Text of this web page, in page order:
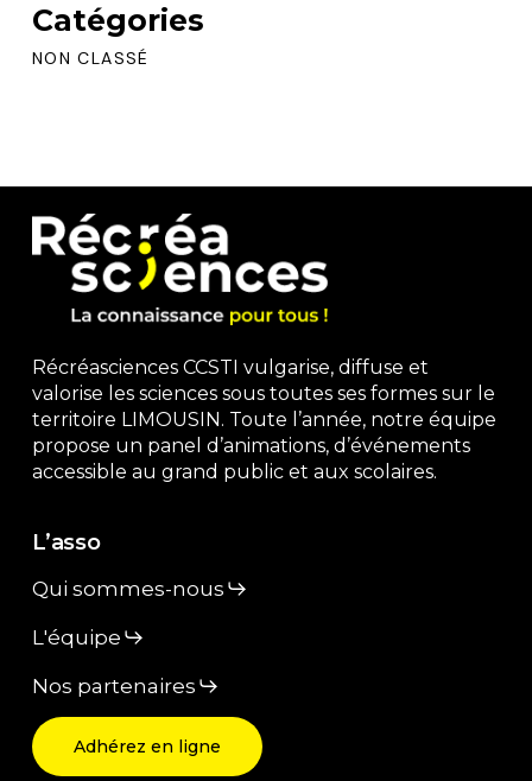
Catégories
NON CLASSÉ
Récréasciences CCSTI vulgarise, diffuse et
valorise les sciences sous toutes ses formes sur le
territoire LIMOUSIN. Toute l’année, notre équipe
propose un panel d’animations, d’événements
accessible au grand public et aux scolaires.
L’asso
Qui sommes-nous
L'équipe
Nos partenaires
Adhérez en ligne